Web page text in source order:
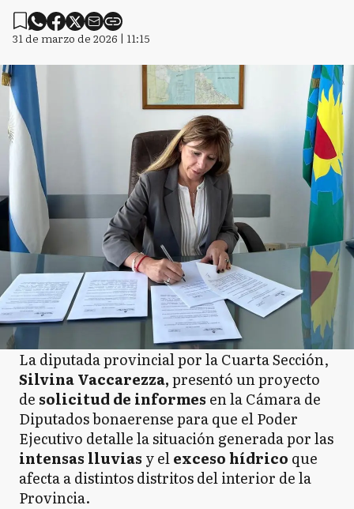
31 de marzo de 2026 | 11:15
La diputada provincial por la Cuarta Sección,
Silvina Vaccarezza,presentó un proyecto
de solicitud de informes en la Cámara de
Diputados bonaerense para que el Poder
Ejecutivo detalle la situación generada por las
intensas lluvias y elexceso hídrico que
afecta a distintos distritos del interior de la
Provincia.